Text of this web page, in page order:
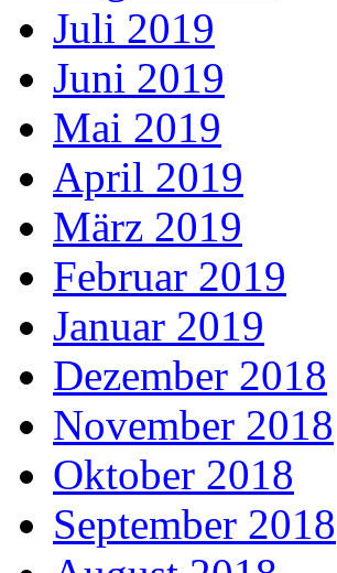
Juli 2019
Juni 2019
Mai 2019
April 2019
März 2019
Februar 2019
Januar 2019
Dezember 2018
November 2018
Oktober 2018
September 2018